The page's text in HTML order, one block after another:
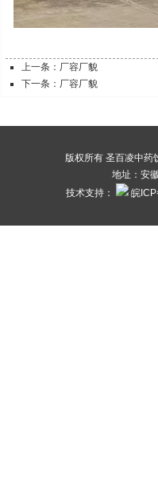
上一条：厂容厂貌
下一条：厂容厂貌
版权所有 圣百凌中
地址：安
技术支持：
皖